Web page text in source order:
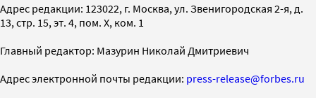
Адрес редакции: 123022, г. Москва, ул. Звенигородская 2-я, д.
13, стр. 15, эт. 4, пом. X, ком. 1
Главный редактор: Мазурин Николай Дмитриевич
Адрес электронной почты редакции: press-release@forbes.ru